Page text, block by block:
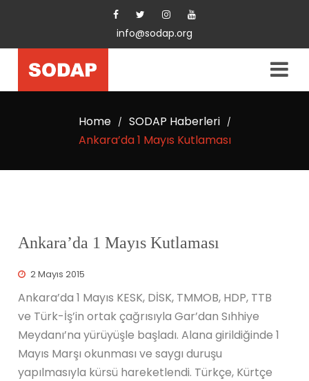
info@sodap.org
Home / SODAP Haberleri /
Ankara’da 1 Mayıs Kutlaması
Ankara’da 1 Mayıs Kutlaması
2 Mayıs 2015
Ankara’da 1 Mayıs KESK, DİSK, TMMOB, HDP, TTB
ve Türk-İş’in ortak çağrısıyla Gar’dan Sıhhiye
Meydanı’na yürüyüşle başladı. Alana girildiğinde 1
Mayıs Marşı okunması ve saygı duruşu
yapılmasıyla kürsü hareketlendi. Türkçe, Kürtçe